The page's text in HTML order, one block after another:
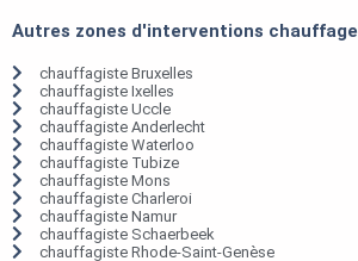
Autres zones d'interventions chauffage
chauffagiste Bruxelles
chauffagiste Ixelles
chauffagiste Uccle
chauffagiste Anderlecht
chauffagiste Waterloo
chauffagiste Tubize
chauffagiste Mons
chauffagiste Charleroi
chauffagiste Namur
chauffagiste Schaerbeek
chauffagiste Rhode-Saint-Genèse